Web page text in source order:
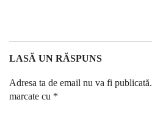
LASĂ UN RĂSPUNS
Adresa ta de email nu va fi publicată.
marcate cu *